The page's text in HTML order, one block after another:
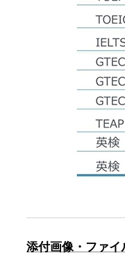
添付画像・ファイ